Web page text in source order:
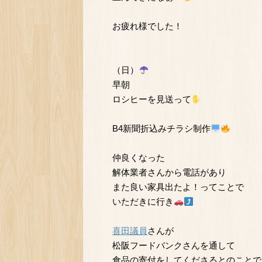
お疲れ様でした！
（日）
早朝
ロシヒーを見送って
B4新聞折込みチラシ制作
仲良くなった
解体業者さんから電話があり
また良い家具出たよ！ってことで
いただきに行き
喜田議員 さんが
松阪フードバンクさんを通して
食品の寄付をしてくださるとのこと